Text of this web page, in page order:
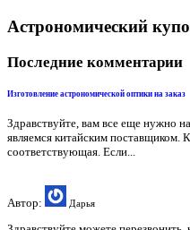
Астрономический
Последние комментарии
Изготовление астрономической оптики на заказ
Здравствуйте, вам все еще нужно
являемся китайским поставщиком.
соответствующая. Если...
Автор: Дарья